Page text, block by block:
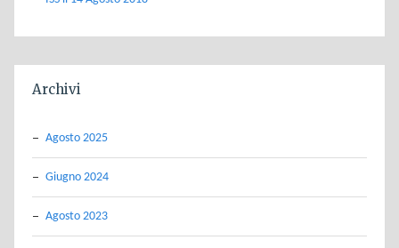
Archivi
Agosto 2025
Giugno 2024
Agosto 2023